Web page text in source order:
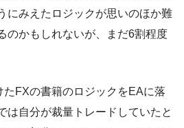
にみえたロジックが思いのほか難
のかもしれないが、まだ6割程度
FXの書籍のロジックをEAに落
は自分が裁量トレードしていたと